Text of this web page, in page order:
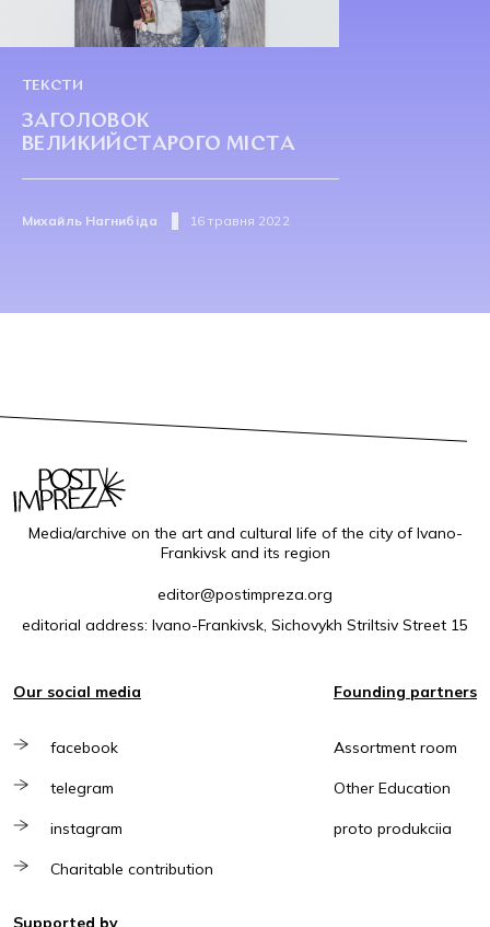
ТЕКСТИ
ЗАГОЛОВОК
ВЕЛИКИЙСТАРОГО МІСТА
Михайль Нагнибіда 16 травня 2022
Media/archive on the art and cultural life of the city of Ivano-
Frankivsk and its region
editor@postimpreza.org
editorial address: Ivano-Frankivsk, Sichovykh Striltsiv Street 15
Our social media
facebook
telegram
instagram
Charitable contribution
Founding partners
Assortment room
Other Education
proto produkciia
Supported by